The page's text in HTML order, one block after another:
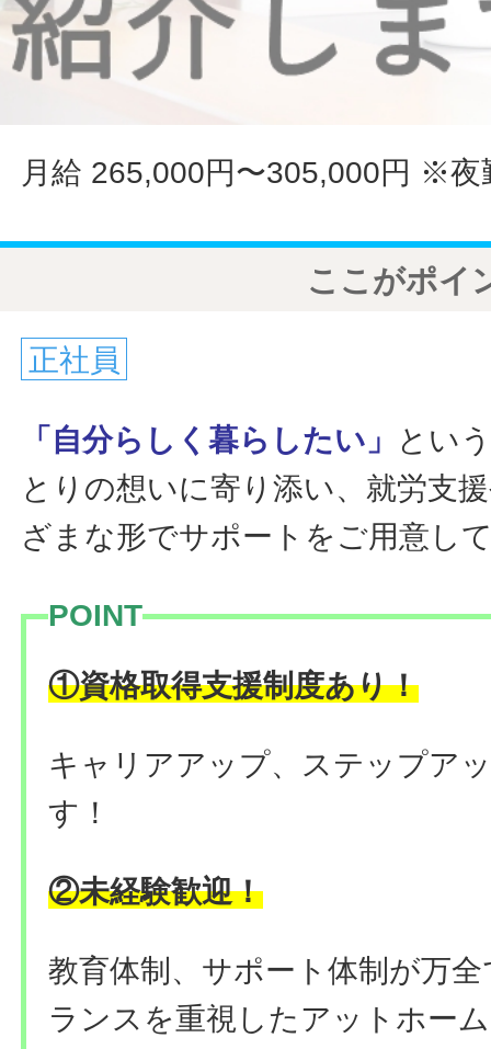
月給 265,000円〜305,000円 ※夜
ここがポイ
正社員
「自分らしく暮らしたい」
とい
とりの想いに寄り添い、就労支
ざまな形でサポートをご用意し
POINT
①資格取得支援制度あり！
キャリアアップ、ステップア
す！
②未経験歓迎！
教育体制、サポート体制が万
ランスを重視したアットホー